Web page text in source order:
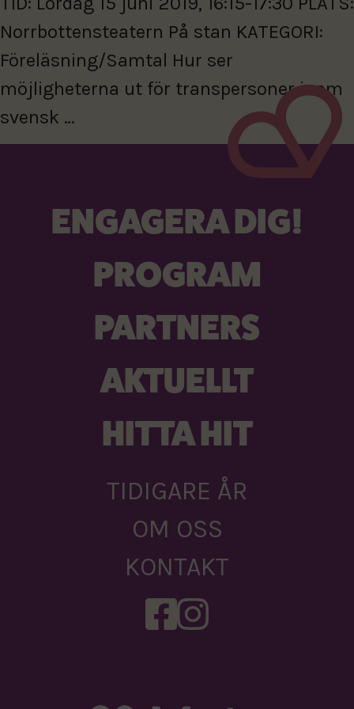
Norrbottensteatern På stan KATEGORI:
Föreläsning/Samtal Hur ser
möjligheterna ut för transpersoner inom
svensk …
ENGAGERA DIG!
PROGRAM
PARTNERS
AKTUELLT
HITTA HIT
TIDIGARE ÅR
OM OSS
KONTAKT